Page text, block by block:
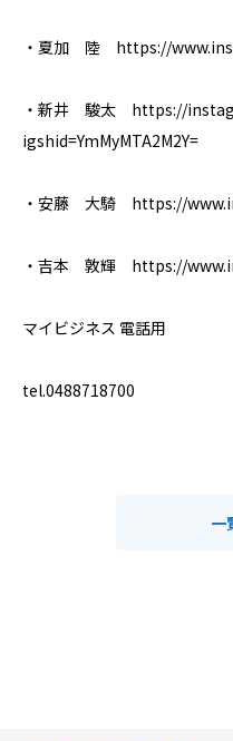
・夏加 陸 https://
・新井 駿太 https://
igshid=YmMyMTA2M2Y=
・安藤 大騎 https://
・吉本 敦輝 https://
マイビジネス 電話用
tel.0488718700
一